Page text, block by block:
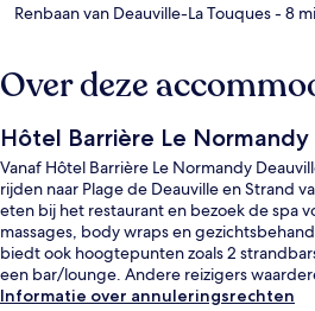
Renbaan van Deauville-La Touques- 8
Over deze
Hôtel Barrière Le Normandy
Vanaf Hôtel Barrière Le Normandy
rijden naar Plage de Deauville en Strand
eten bij het restaurant en bezoek de spa
massages, body wraps en
biedt ook hoogtepunten zoals 2
een bar/lounge. Andere reizigers
Informatie over annuleringsrechten